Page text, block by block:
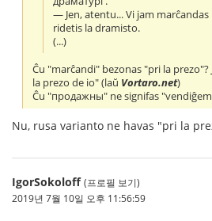
— Jen, atentu... Vi jam
ridetis la dramisto.
(...)
Ĉu "marĉandi" bezonas "pri la prezo"?
la prezo de io" (laŭ Vortaro.net)
Ĉu "продажны" ne signifas
Nu, rusa varianto ne havas "pri la
IgorSokoloff (프로필 보기)
2019년 7월 10일 오후 11:56:59